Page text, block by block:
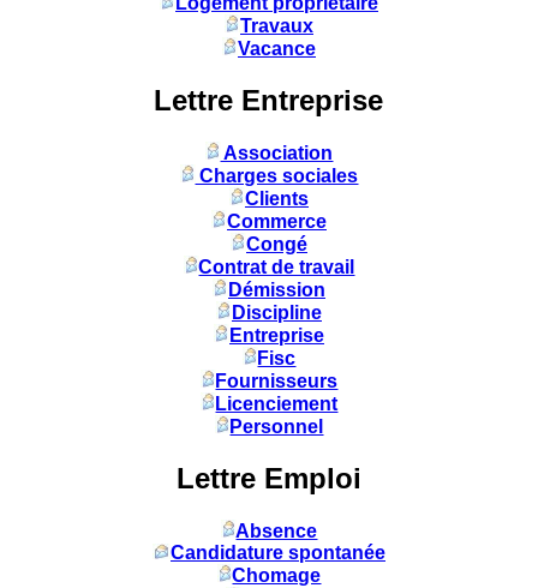
Travaux
Vacance
Lettre Entreprise
Association
Charges sociales
Clients
Commerce
Congé
Contrat de travail
Démission
Discipline
Entreprise
Fisc
Fournisseurs
Licenciement
Personnel
Lettre Emploi
Absence
Candidature spontanée
Chomage